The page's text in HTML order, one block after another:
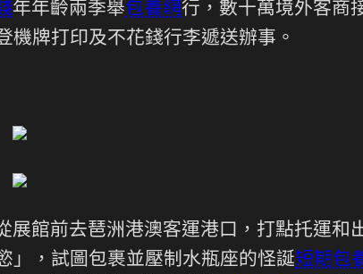
年年齡兩季舉包養網行，數十萬境外客商
牌打印及不花錢行李遞送辦事。
展館前去琶洲港澳客運港口，打點托運和
」，試圖包裹並壓制水瓶座的怪誕短期包